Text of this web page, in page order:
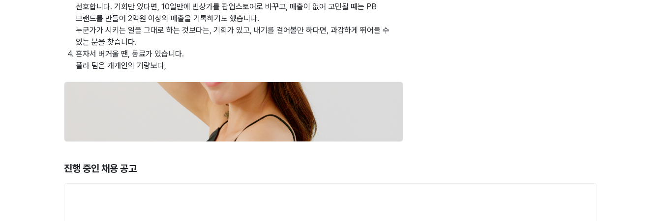
선호합니다. 기회만 있다면, 10일만에 빈상가를 팝업스토어로 바꾸고, 매출이 없어 고민될 때는 PB
브랜드를 만들어 2억원 이상의 매출을 기록하기도 했습니다.
누군가가 시키는 일을 그대로 하는 것보다는, 기회가 있고, 내기를 걸어볼만 하다면, 과감하게 뛰어들 수
있는 분을 찾습니다.
혼자서 버거울 땐, 동료가 있습니다.
풀라 팀은 개개인의 기량보다,
진행 중인 채용 공고